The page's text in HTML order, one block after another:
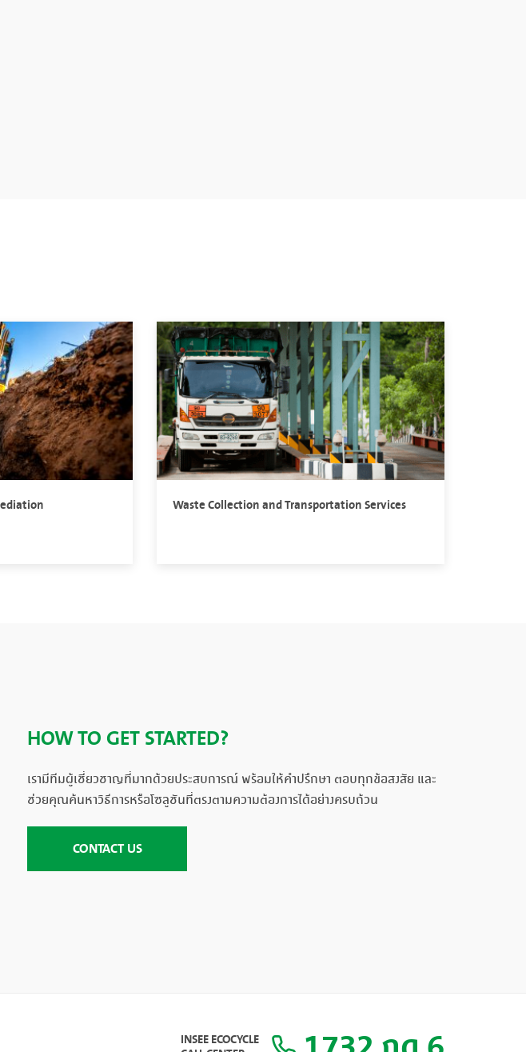
Waste Collection and Transportation Services
HOW TO GET STARTED?
เรามีทีมผู้เชี่ยวชาญที่มากด้วยประสบการณ์ พร้อมให้คำปรึกษา ตอบทุกข้อสงสัย และ
ช่วยคุณค้นหาวิธีการหรือโซลูชันที่ตรงตามความต้องการได้อย่างครบถ้วน
CONTACT US
INSEE ECOCYCLE